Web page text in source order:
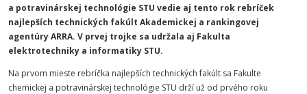
a potravinárskej technológie STU vedie aj tento rok rebríček
najlepších technických fakúlt Akademickej a rankingovej
agentúry ARRA. V prvej trojke sa udržala aj Fakulta
elektrotechniky a informatiky STU.
Na prvom mieste rebríčka najlepších technických fakúlt sa Fakulte
chemickej a potravinárskej technológie STU drží už od prvého roku